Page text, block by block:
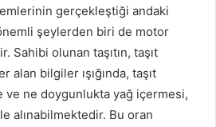
gerçekleştiği andaki
şeylerden biri de motor
Sahibi olunan taşıtın, taşıt
alan bilgiler ışığında, taşıt
ne doygunlukta yağ içermesi,
alınabilmektedir. Bu oran